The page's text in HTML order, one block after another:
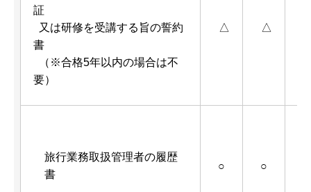
証
又は研修を受講する旨の誓約
書
（※合格5年以内の場合は不
要）
△ △
旅行業務取扱管理者の履歴
書
○ ○